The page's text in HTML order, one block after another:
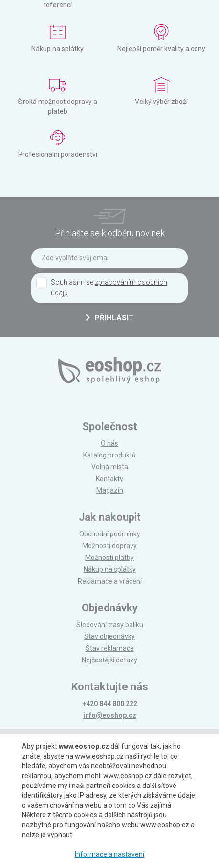
referencí
Nákup na splátky Nejlepší poměr kvality a ceny
Široká možnost dopravy a
plateb
Velký výběr zboží
Profesionální poradenství
Přihlašte se k odběru novinek
Souhlasím se zpracováním osobních
údajů
PŘIHLÁSIT
Společnost
O nás
Katalog produktů
Volná místa
Kontakty
Magazín
Jak nakoupit
Obchodní podmínky
Možnosti dopravy
Možnosti platby
Nákup na splátky
Reklamace a vrácení
Objednávky
Sledování trasy balíku
Stav objednávky
Stav reklamace
Nejčastější dotazy
Kontaktujte nás
+420 844 800 222
info@eoshop.cz
Možnosti platby
Možnosti dopravy
Aby projektwww.eoshop.cz dál fungoval tak, jak ho
znáte, abyste na www.eoshop.cz našli rychle to, co
hledáte, abychom vás neobtěžovali nevhodnou
reklamou, abychom mohli www.eoshop.cz dále rozvíjet,
používáme my i naši partneři cookies a další síťové
identifikátory jako IP adresy, ze kterých získáváme údaje
o vašem chování na webu a o tom co Vás zajímá.
Některé z těchto cookies a dalších nástrojů jsou
nezbytné pro fungování našeho webu www.eoshop.cz a
nelze je vypnout.
Informace a nastavení